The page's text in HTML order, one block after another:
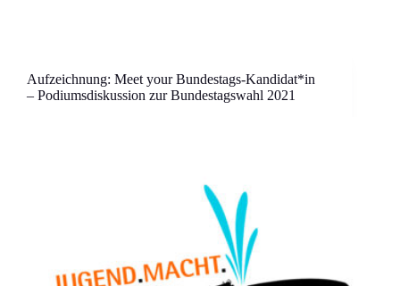
Aufzeichnung: Meet your Bundestags-Kandidat*in
– Podiumsdiskussion zur Bundestagswahl 2021